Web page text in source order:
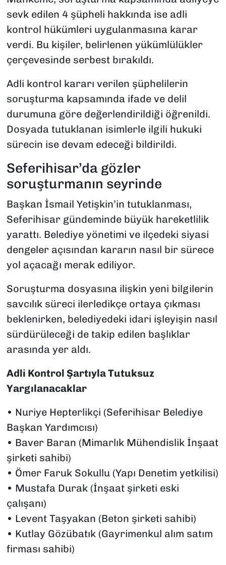
sevk edilen 4 şüpheli hakkında ise adli
kontrol hükümleri uygulanmasına karar
verdi. Bu kişiler, belirlenen yükümlülükler
çerçevesinde serbest bırakıldı.
Adli kontrol kararı verilen şüphelilerin
soruşturma kapsamında ifade ve delil
durumuna göre değerlendirildiği öğrenildi.
Dosyada tutuklanan isimlerle ilgili hukuki
sürecin ise devam edeceği bildirildi.
Seferihisar’da gözler
soruşturmanın seyrinde
Başkan İsmail Yetişkin’in tutuklanması,
Seferihisar gündeminde büyük hareketlilik
yarattı. Belediye yönetimi ve ilçedeki siyasi
dengeler açısından kararın nasıl bir sürece
yol açacağı merak ediliyor.
Soruşturma dosyasına ilişkin yeni bilgilerin
savcılık süreci ilerledikçe ortaya çıkması
beklenirken, belediyedeki idari işleyişin nasıl
sürdürüleceği de takip edilen başlıklar
arasında yer aldı.
Adli Kontrol Şartıyla Tutuksuz
Yargılanacaklar
•⁠ ⁠Nuriye Hepterlikçi (Seferihisar Belediye
Başkan Yardımcısı)
•⁠ ⁠Baver Baran (Mimarlık Mühendislik İnşaat
şirketi sahibi)
•⁠ ⁠Ömer Faruk Sokullu (Yapı Denetim yetkilisi)
•⁠ ⁠Mustafa Durak (İnşaat şirketi eski
çalışanı)
•⁠ ⁠Levent Taşyakan (Beton şirketi sahibi)
•⁠ ⁠Kutlay Gözübatık (Gayrimenkul alım satım
firması sahibi)